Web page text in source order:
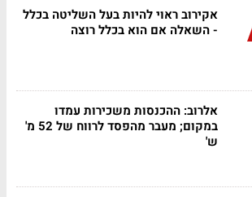
אקירוב ראוי להיות בעל השליטה בכלל
- השאלה אם הוא בכלל רוצה
אלרוב: ההכנסות משכירות עמדו
במקום; מעבר מהפסד לרווח של 52 מ'
ש'